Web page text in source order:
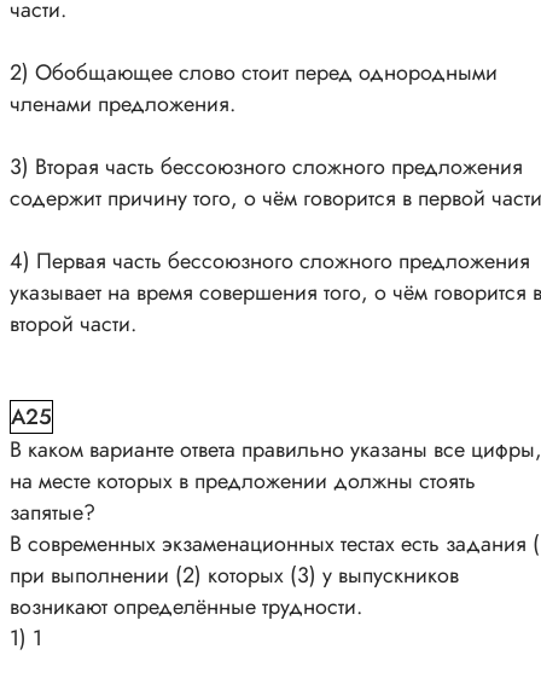
части.
2) Обобщающее слово стоит перед однородными
членами предложения.
3) Вторая часть бессоюзного сложного предложения
содержит причину того, о чём говорится в первой
4) Первая часть бессоюзного сложного предложения
указывает на время совершения того, о чём говорится
второй части.
A25
В каком варианте ответа правильно указаны все цифры,
на месте которых в предложении должны стоять
запятые?
В современных экзаменационных тестах есть задания
при выполнении (2) которых (3) у выпускников
возникают определённые трудности.
1) 1